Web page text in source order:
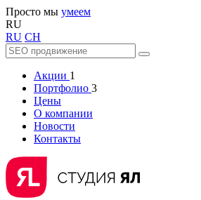
Просто мы умеем
RU
RU CH
Акции 1
Портфолио 3
Цены
О компании
Новости
Контакты